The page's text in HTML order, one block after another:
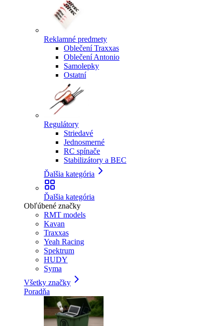
Reklamné predmety
Oblečení Traxxas
Oblečení Antonio
Samolepky
Ostatní
Regulátory
Striedavé
Jednosmerné
RC spínače
Stabilizátory a BEC
Ďalšia kategória
Ďalšia kategória
Obľúbené značky
RMT models
Kavan
Traxxas
Yeah Racing
Spektrum
HUDY
Syma
Všetky značky
Poradňa